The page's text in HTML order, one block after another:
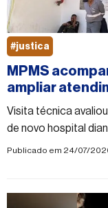
MPMS
ampliar
Visita técnica
de novo hospital
impulsionado por
Publicado em 24/07/
#justica